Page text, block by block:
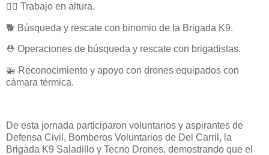
🧗‍♂️ Trabajo en altura.
🐕 Búsqueda y rescate con binomio de la Brigada K9.
⛑️ Operaciones de búsqueda y rescate con brigadistas.
🚁 Reconocimiento y apoyo con drones equipados con
cámara térmica.
De esta jornada participaron voluntarios y aspirantes de
Defensa Civil, Bomberos Voluntarios de Del Carril, la
Brigada K9 Saladillo y Tecno Drones, demostrando que el